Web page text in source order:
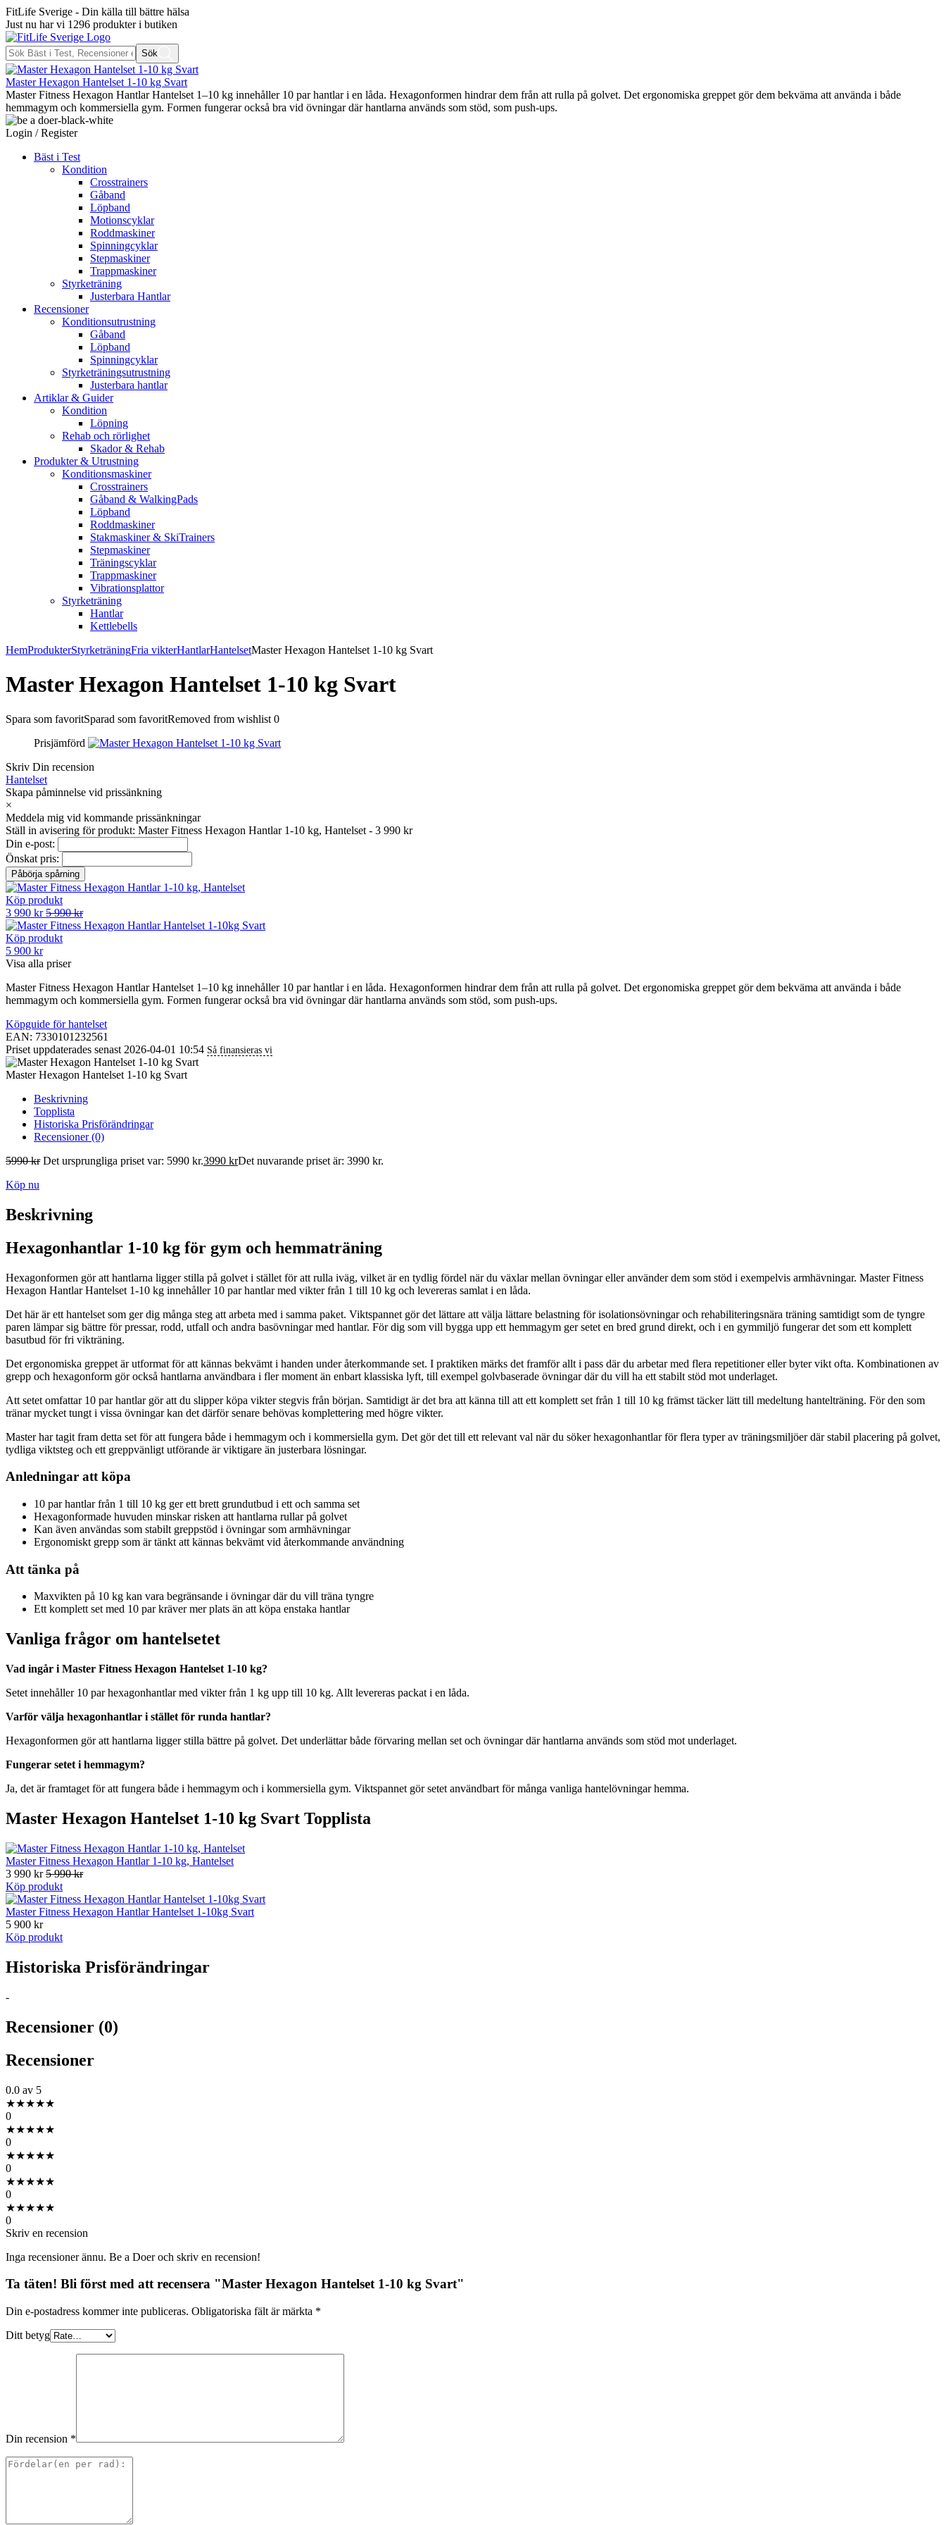
FitLife Sverige - Din källa till bättre hälsa
Just nu har vi 1296 produkter i butiken
Sök
Master Hexagon Hantelset 1-10 kg Svart
Master Fitness Hexagon Hantlar Hantelset 1–10 kg innehåller 10 par hantlar i en låda. Hexagonformen hindrar dem från att rulla på golvet. Det ergonomiska greppet gör dem bekväma att använda i både
hemmagym och kommersiella gym. Formen fungerar också bra vid övningar där hantlarna används som stöd, som push-ups.
Login / Register
Bäst i Test
Kondition
Crosstrainers
Gåband
Löpband
Motionscyklar
Roddmaskiner
Spinningcyklar
Stepmaskiner
Trappmaskiner
Styrketräning
Justerbara Hantlar
Recensioner
Konditionsutrustning
Gåband
Löpband
Spinningcyklar
Styrketräningsutrustning
Justerbara hantlar
Artiklar & Guider
Kondition
Löpning
Rehab och rörlighet
Skador & Rehab
Produkter & Utrustning
Konditionsmaskiner
Crosstrainers
Gåband & WalkingPads
Löpband
Roddmaskiner
Stakmaskiner & SkiTrainers
Stepmaskiner
Träningscyklar
Trappmaskiner
Vibrationsplattor
Styrketräning
Hantlar
Kettlebells
HemProdukterStyrketräningFria vikterHantlarHantelsetMaster Hexagon Hantelset 1-10 kg Svart
Master Hexagon Hantelset 1-10 kg Svart
Spara som favoritSparad som favoritRemoved from wishlist 0
Prisjämförd
Skriv Din recension
Hantelset
Skapa påminnelse vid prissänkning
×
Meddela mig vid kommande prissänkningar
Ställ in avisering för produkt: Master Fitness Hexagon Hantlar 1-10 kg, Hantelset - 3 990 kr
Din e-post:
Önskat pris:
Köp produkt
3 990 kr 5 990 kr
Köp produkt
5 900 kr
Visa alla priser
Master Fitness Hexagon Hantlar Hantelset 1–10 kg innehåller 10 par hantlar i en låda. Hexagonformen hindrar dem från att rulla på golvet. Det ergonomiska greppet gör dem bekväma att använda i både
hemmagym och kommersiella gym. Formen fungerar också bra vid övningar där hantlarna används som stöd, som push-ups.
Köpguide för hantelset
EAN: 7330101232561
Priset uppdaterades senast 2026-04-01 10:54 Så finansieras vi
Master Hexagon Hantelset 1-10 kg Svart
Beskrivning
Topplista
Historiska Prisförändringar
Recensioner (0)
5990kr Det ursprungliga priset var: 5990 kr.3990 krDet nuvarande priset är: 3990 kr.
Köp nu
Beskrivning
Hexagonhantlar 1-10 kg för gym och hemmaträning
Hexagonformen gör att hantlarna ligger stilla på golvet i stället för att rulla iväg, vilket är en tydlig fördel när du växlar mellan övningar eller använder dem som stöd i exempelvis armhävningar. Master Fitness
Hexagon Hantlar Hantelset 1-10 kg innehåller 10 par hantlar med vikter från 1 till 10 kg och levereras samlat i en låda.
Det här är ett hantelset som ger dig många steg att arbeta med i samma paket. Viktspannet gör det lättare att välja lättare belastning för isolationsövningar och rehabiliteringsnära träning samtidigt som de tyngre
paren lämpar sig bättre för pressar, rodd, utfall och andra basövningar med hantlar. För dig som vill bygga upp ett hemmagym ger setet en bred grund direkt, och i en gymmiljö fungerar det som ett komplett
basutbud för fri vikträning.
Det ergonomiska greppet är utformat för att kännas bekvämt i handen under återkommande set. I praktiken märks det framför allt i pass där du arbetar med flera repetitioner eller byter vikt ofta. Kombinationen av
grepp och hexagonform gör också hantlarna användbara i fler moment än enbart klassiska lyft, till exempel golvbaserade övningar där du vill ha ett stabilt stöd mot underlaget.
Att setet omfattar 10 par hantlar gör att du slipper köpa vikter stegvis från början. Samtidigt är det bra att känna till att ett komplett set från 1 till 10 kg främst täcker lätt till medeltung hantelträning. För den som
tränar mycket tungt i vissa övningar kan det därför senare behövas komplettering med högre vikter.
Master har tagit fram detta set för att fungera både i hemmagym och i kommersiella gym. Det gör det till ett relevant val när du söker hexagonhantlar för flera typer av träningsmiljöer där stabil placering på golvet,
tydliga viktsteg och ett greppvänligt utförande är viktigare än justerbara lösningar.
Anledningar att köpa
10 par hantlar från 1 till 10 kg ger ett brett grundutbud i ett och samma set
Hexagonformade huvuden minskar risken att hantlarna rullar på golvet
Kan även användas som stabilt greppstöd i övningar som armhävningar
Ergonomiskt grepp som är tänkt att kännas bekvämt vid återkommande användning
Att tänka på
Maxvikten på 10 kg kan vara begränsande i övningar där du vill träna tyngre
Ett komplett set med 10 par kräver mer plats än att köpa enstaka hantlar
Vanliga frågor om hantelsetet
Vad ingår i Master Fitness Hexagon Hantelset 1-10 kg?
Setet innehåller 10 par hexagonhantlar med vikter från 1 kg upp till 10 kg. Allt levereras packat i en låda.
Varför välja hexagonhantlar i stället för runda hantlar?
Hexagonformen gör att hantlarna ligger stilla bättre på golvet. Det underlättar både förvaring mellan set och övningar där hantlarna används som stöd mot underlaget.
Fungerar setet i hemmagym?
Ja, det är framtaget för att fungera både i hemmagym och i kommersiella gym. Viktspannet gör setet användbart för många vanliga hantelövningar hemma.
Master Hexagon Hantelset 1-10 kg Svart Topplista
Master Fitness Hexagon Hantlar 1-10 kg, Hantelset
3 990 kr5 990 kr
Köp produkt
Master Fitness Hexagon Hantlar Hantelset 1-10kg Svart
5 900 kr
Köp produkt
Historiska Prisförändringar
-
Recensioner (0)
Recensioner
0.0 av 5
★★★★★
0
★★★★★
0
★★★★★
0
★★★★★
0
★★★★★
0
Skriv en recension
Inga recensioner ännu. Be a Doer och skriv en recension!
Ta täten! Bli först med att recensera "Master Hexagon Hantelset 1-10 kg Svart"
Din e-postadress kommer inte publiceras. Obligatoriska fält är märkta *
Ditt betyg
Din recension *